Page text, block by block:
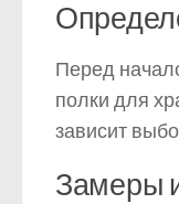
Перед
полки для
зависит
Замеры